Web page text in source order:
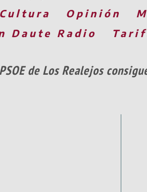
Cultura Opinión
Daute Radio
de Los Realejos